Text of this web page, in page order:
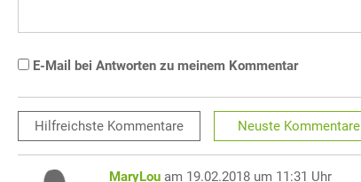
E-Mail bei Antworten zu meinem Kommentar
Hilfreichste Kommentare Neuste Kommentare
MaryLou am 19.02.2018 um 11:31 Uhr